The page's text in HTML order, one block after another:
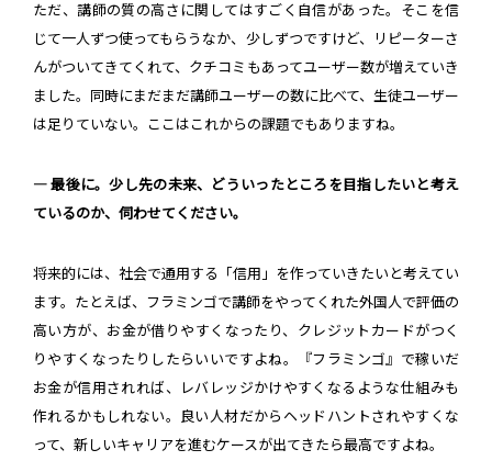
ただ、講師の質の高さに関してはすごく自信があった。そこを信
じて一人ずつ使ってもらうなか、少しずつですけど、リピーターさ
んがついてきてくれて、クチコミもあってユーザー数が増えていき
ました。同時にまだまだ講師ユーザーの数に比べて、生徒ユーザー
は足りていない。ここはこれからの課題でもありますね。
― 最後に。少し先の未来、どういったところを目指したいと考え
ているのか、伺わせてください。
将来的には、社会で通用する「信用」を作っていきたいと考えてい
ます。たとえば、フラミンゴで講師をやってくれた外国人で評価の
高い方が、お金が借りやすくなったり、クレジットカードがつく
りやすくなったりしたらいいですよね。『フラミンゴ』で稼いだ
お金が信用されれば、レバレッジかけやすくなるような仕組みも
作れるかもしれない。良い人材だからヘッドハントされやすくな
って、新しいキャリアを進むケースが出てきたら最高ですよね。